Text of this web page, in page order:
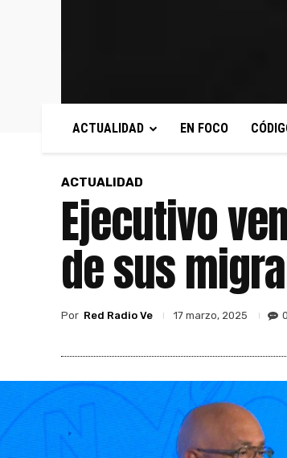
ACTUALIDAD EN FOCO
ACTUALIDAD
Ejecutivo
de sus
Por Red Radio Ve 17 marzo, 2025 0